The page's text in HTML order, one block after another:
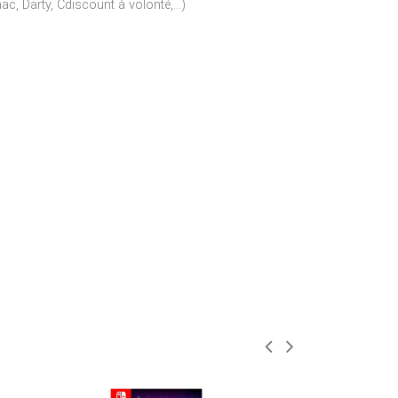
Darty, Cdiscount à volonté,...)